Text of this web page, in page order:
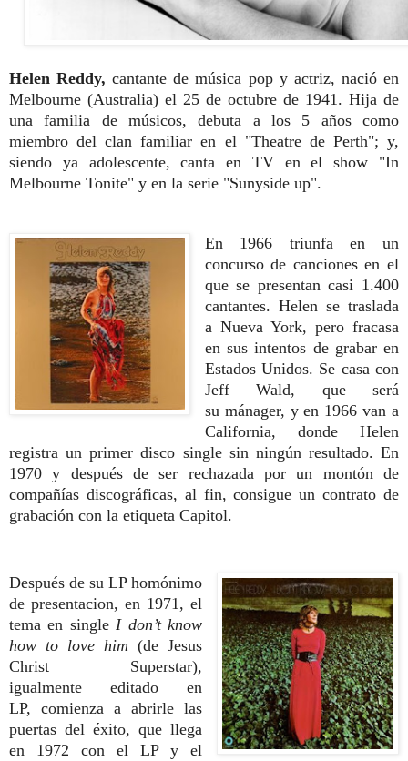
Helen Reddy,cantante de música pop y actriz, nació en
Melbourne (Australia) el 25 de octubre de 1941. Hija de
una familia de músicos,debuta a los 5 años como
miembro delclan familiar en el "Theatre de Perth";y,
siendo ya adolescente, canta en TV enel show "In
Melbourne Tonite" y en la serie "Sunyside up".
En 1966 triunfa en un
concurso de canciones en el
que se presentan casi 1.400
cantantes. Helen se traslada
a Nueva York, pero fracasa
en susintentos de grabar en
Estados Unidos. Se casa con
Jeff Wald, que será
su mánager, y en 1966 van a
California, donde Helen
registra un primer disco single sin ningún resultado. En
1970 y después de ser rechazada por un montón de
compañías discográficas, al fin, consigue un contrato de
grabación con la etiqueta Capitol.
Después de su LP homónimo
de presentacion, en 1971, el
tema en singleI don’t know
how to love him(de Jesus
Christ Superstar),
igualmente editado en
LP,comienza a abrirle las
puertas del éxito,que llega
en 1972 con el LP y el